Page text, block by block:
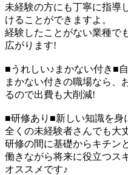
未経験の方にも丁寧に指導
けることができますよ。
経験したことがない業種で
広がります!
■うれしい♪まかない付き■
まかない付きの職場なら、
るので出費も大削減!
■研修あり■新しい知識を身
全くの未経験者さんでも大
研修の間に基礎からキチン
働きながら将来に役立つス
オススメです♪